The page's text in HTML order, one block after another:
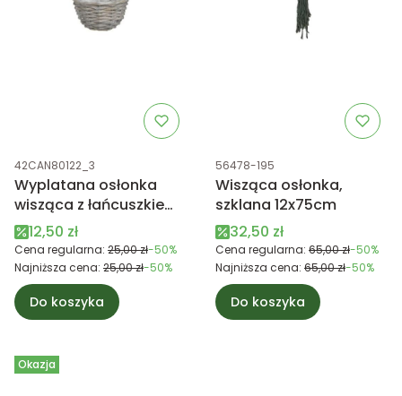
Kod produktu
42CAN80122_3
Wyplatana osłonka
wisząca z łańcuszkiem
S 20cm
Cena promocyjna
12,50 zł
Cena regularna: 25,00 zł-50%
Najniższa cena: 25,00 zł-50%
Do koszyka
Kod produktu
56478-195
Wisząca osłonka,
szklana 12x75cm
Cena promocyjna
32,50 zł
Cena regularna: 65,00 zł-50%
Najniższa cena: 65,00 zł-50%
Do koszyka
Okazja